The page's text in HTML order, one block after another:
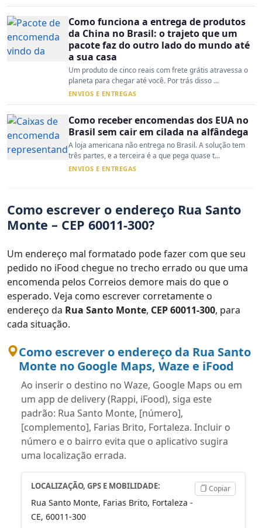
Como funciona a entrega de produtos
da China no Brasil: o trajeto que um
pacote faz do outro lado do mundo até
a sua casa
Um produto de cinco reais com frete grátis atravessa o
planeta para chegar até você. Por trás disso ...
ENVIOS E ENTREGAS
Como receber encomendas dos EUA no
Brasil sem cair em cilada na alfândega
A loja americana não entrega no Brasil. A solução tem
três partes, e a terceira é a que pega quase t...
ENVIOS E ENTREGAS
Como escrever o endereço Rua Santo
Monte – CEP 60011-300?
Um endereço mal formatado pode fazer com que seu
pedido no iFood chegue no trecho errado ou que uma
encomenda pelos Correios demore mais do que o
esperado. Veja como escrever corretamente o
endereço da Rua Santo Monte, CEP 60011-300, para
cada situação.
Como escrever o endereço da Rua Santo
Monte no Google Maps, Waze e iFood
Ao inserir o destino no Waze, Google Maps ou em
um app de delivery (Rappi, iFood), siga este
padrão: Rua Santo Monte, [número],
[complemento], Farias Brito, Fortaleza. Incluir o
número e o bairro evita que o aplicativo sugira
uma localização errada.
LOCALIZAÇÃO, GPS E MOBILIDADE:
Rua Santo Monte, Farias Brito, Fortaleza -
CE, 60011-300
Copiar